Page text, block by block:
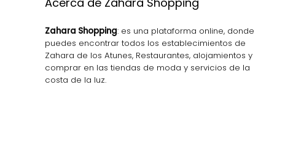
Zahara Shopping: es una plataforma online, donde
puedes encontrar todos los establecimientos de
Zahara de los Atunes, Restaurantes, alojamientos y
comprar en las tiendas de moda y servicios de la
costa de la luz.